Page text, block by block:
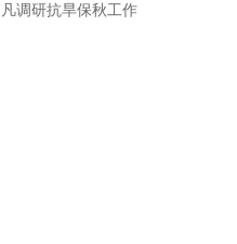
元 兴欣新材：取
信披违法违规被
披露违法违规 公
药：盐酸左沙丁